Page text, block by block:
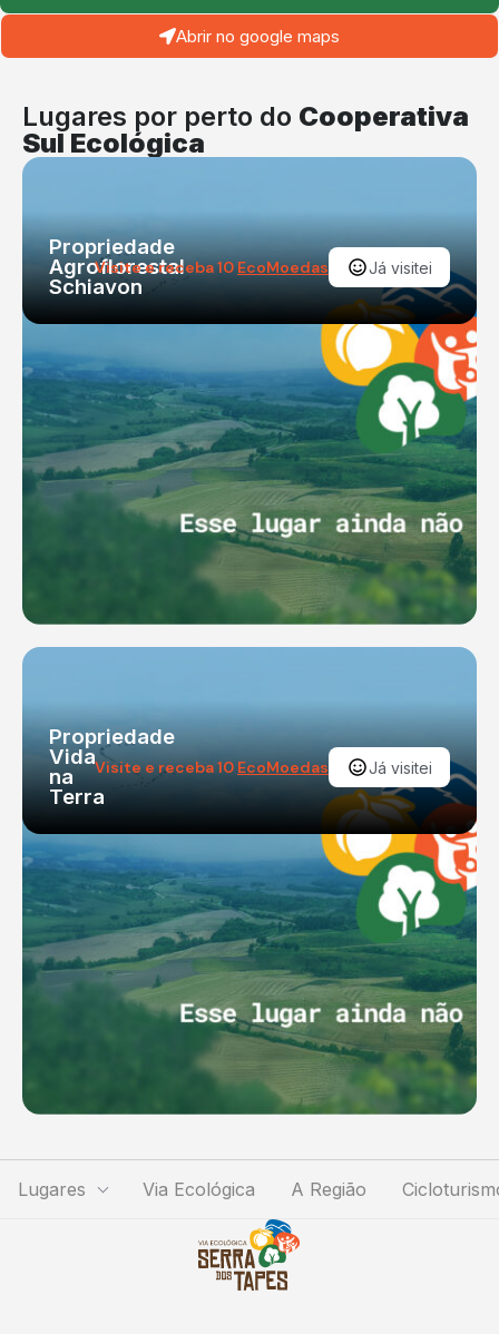
Abrir no google maps
Lugares por perto do Cooperativa
Sul Ecológica
Propriedade
Agroflorestal
Schiavon
Visite e receba 10 EcoMoedas Já visitei
Propriedade
Vida
na
Terra
Visite e receba 10 EcoMoedas Já visitei
Lugares Via Ecológica A Região